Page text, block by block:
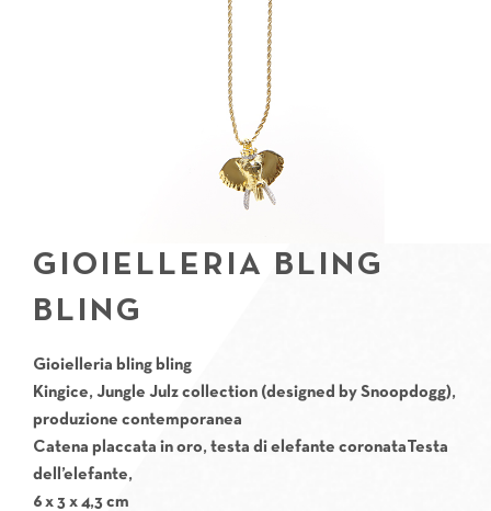
GIOIELLERIA BLING
BLING
Gioielleria bling bling
Kingice, Jungle Julz collection (designed by Snoopdogg),
produzione contemporanea
Catena placcata in oro, testa di elefante coronataTesta
dell’elefante,
6 x 3 x 4,3 cm